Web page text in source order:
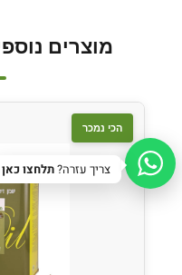
מוצרים
הכי נמכר
צריך עזרה?תלחצו כאן